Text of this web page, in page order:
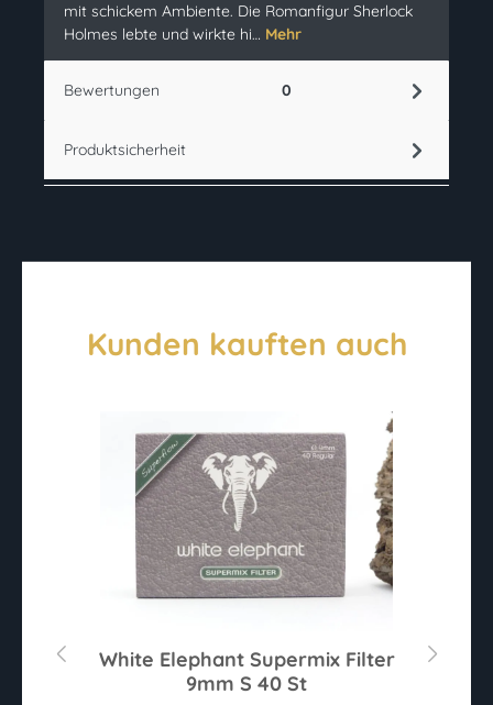
mit schickem Ambiente. Die Romanfigur Sherlock
Holmes lebte und wirkte hi… Mehr
Bewertungen 0
Produktsicherheit
Kunden kauften auch
White Elephant Supermix Filter
9mm S 40 St